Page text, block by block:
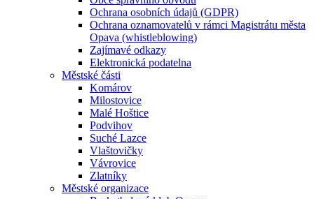
Ochrana osobních údajů (GDPR)
Ochrana oznamovatelů v rámci Magistrátu města
Opava (whistleblowing)
Zajímavé odkazy
Elektronická podatelna
Městské části
Komárov
Milostovice
Malé Hoštice
Podvihov
Suché Lazce
Vlaštovičky
Vávrovice
Zlatníky
Městské organizace